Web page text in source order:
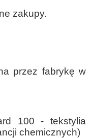
zakupy.
przez fabrykę w
100 - tekstylia
chemicznych)